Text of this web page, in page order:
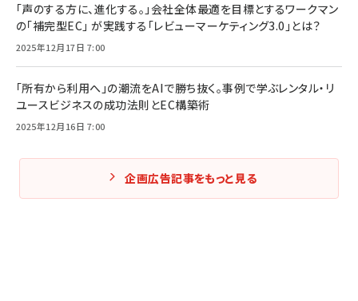
「声のする方に、進化する。」会社全体最適を目標とするワークマン
の「補完型EC」 が実践する「レビューマーケティング3.0」とは？
2025年12月17日 7:00
「所有から利用へ」の潮流をAIで勝ち抜く。事例で学ぶレンタル・リ
ユースビジネスの成功法則とEC構築術
2025年12月16日 7:00
企画広告記事をもっと見る